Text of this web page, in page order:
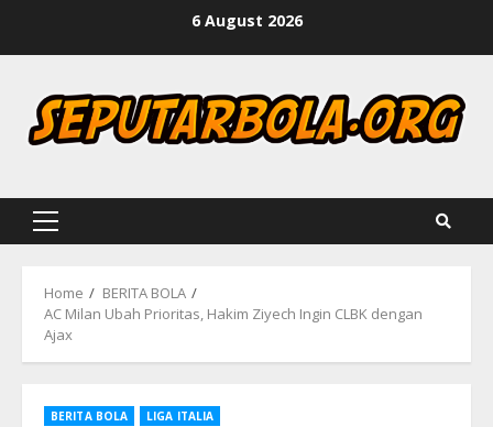
6 August 2026
Primary
Home
BERITA BOLA
AC Milan Ubah Prioritas, Hakim Ziyech Ingin CLBK dengan
Ajax
BERITA BOLA LIGA ITALIA